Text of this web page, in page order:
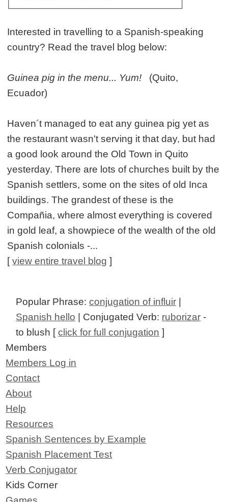
Interested in travelling to a Spanish-speaking
country? Read the travel blog below:
Guinea pig in the menu... Yum! (Quito,
Ecuador)
Haven´t managed to eat any guinea pig yet as
the restaurant wasn't serving it that day, but had
a good look around the Old Town in Quito
yesterday. There are lots of churches built by the
Spanish settlers, some on the sites of old Inca
buildings. The grandest of these is the
Compañia, where almost everything is covered
in gold leaf, a showpiece of the wealth of the old
Spanish colonials -...
[view entire travel blog ]
Popular Phrase:conjugation of influir |
Spanish hello | Conjugated Verb: ruborizar -
to blush [click for full conjugation ]
Members
Members Log in
Contact
About
Help
Resources
Spanish Sentences by Example
Spanish Placement Test
Verb Conjugator
Kids Corner